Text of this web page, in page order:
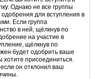
Однако не все группы
для вступления в
Если группа
в ней, щёлкнув по
на участие в
щёлкнув по
будет одобрить ваше
хотите присоединиться.
он отклонил ваш